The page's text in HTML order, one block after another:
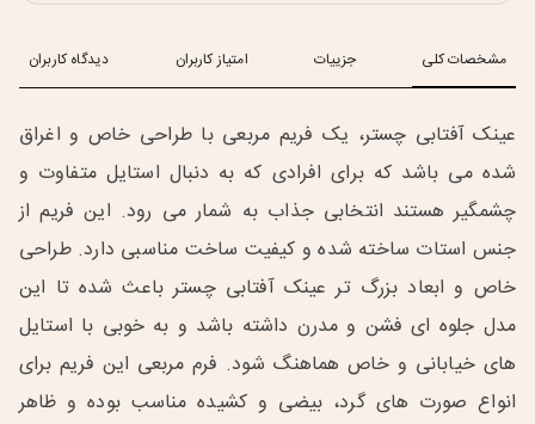
مشخصات کلی جزییات امتیاز کاربران دیدگاه کاربران
عینک آفتابی چستر، یک فریم مربعی با طراحی خاص و اغراق
شده می باشد که برای افرادی که به دنبال استایل متفاوت و
چشمگیر هستند انتخابی جذاب به شمار می رود. این فریم از
جنس استات ساخته شده و کیفیت ساخت مناسبی دارد. طراحی
خاص و ابعاد بزرگ تر عینک آفتابی چستر باعث شده تا این
مدل جلوه ای فشن و مدرن داشته باشد و به خوبی با استایل
های خیابانی و خاص هماهنگ شود. فرم مربعی این فریم برای
انواع صورت های گرد، بیضی و کشیده مناسب بوده و ظاهر